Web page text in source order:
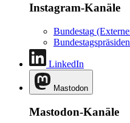
Instagram-Kanäle
Bundestag
LinkedIn
Mastodon
Mastodon-Kanäle